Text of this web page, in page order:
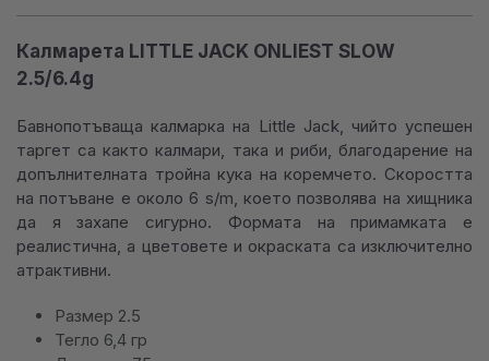
Калмарета LITTLE JACK ONLIEST SLOW
2.5/6.4g
Бавнопотъваща калмарка на Little Jack, чийто успешен
таргет са както калмари, така и риби, благодарение на
допълнителната тройна кука на коремчето. Скоростта
на потъване е около 6 s/m, което позволява на хищника
да я захапе сигурно. Формата на примамката е
реалистична, а цветовете и окраската са изключително
атрактивни.
Размер 2.5
Тегло 6,4 гр